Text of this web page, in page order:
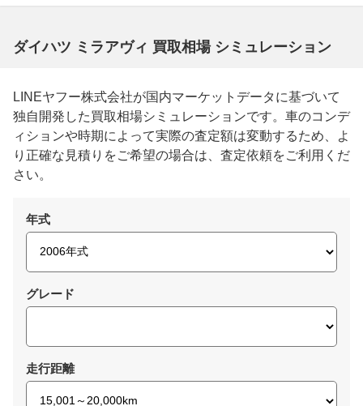
ダイハツ ミラアヴィ 買取相場 シミュレーション
LINEヤフー株式会社が国内マーケットデータに基づいて
独自開発した買取相場シミュレーションです。車のコンデ
ィションや時期によって実際の査定額は変動するため、よ
り正確な見積りをご希望の場合は、査定依頼をご利用くだ
さい。
年式
グレード
走行距離